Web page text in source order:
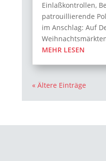
Einlaßkontrollen,
patrouillierende
im Anschlag: Auf
MEHR LESEN
« Ältere Einträge